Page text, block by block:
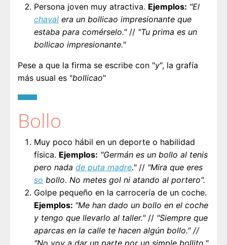
Persona joven muy atractiva. Ejemplos: "El
chaval era un bollicao impresionante que
estaba para comérselo."// "Tu prima es un
bollicao impresionante."
Pese a que la firma se escribe con "y", la grafía
más usual es "bollicao"
Bollo
Muy poco hábil en un deporte o habilidad
física. Ejemplos: "Germán es un bollo al tenis
pero nada de puta madre."// "Mira que eres
so bollo. No metes gol ni atando al portero".
Golpe pequeño en la carrocería de un coche.
Ejemplos: "Me han dado un bollo en el coche
y tengo que llevarlo al taller."// "Siempre que
aparcas en la calle te hacen algún bollo." //
"No voy a dar un parte por un simple bollito."